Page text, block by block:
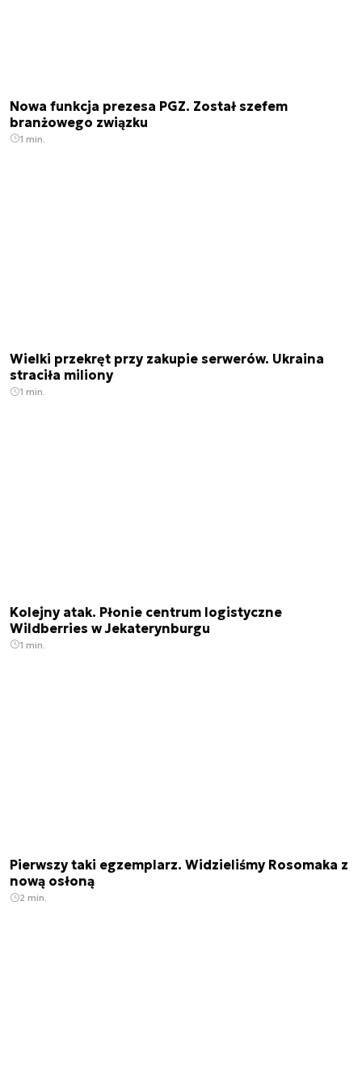
Nowa funkcja prezesa PGZ. Został szefem
branżowego związku
1 min.
Wielki przekręt przy zakupie serwerów. Ukraina
straciła miliony
1 min.
Kolejny atak. Płonie centrum logistyczne
Wildberries w Jekaterynburgu
1 min.
Pierwszy taki egzemplarz. Widzieliśmy Rosomaka z
nową osłoną
2 min.